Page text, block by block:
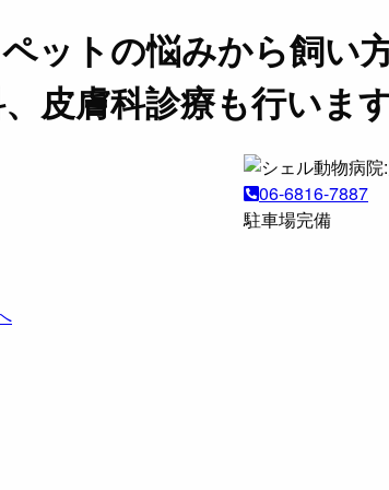
ットの悩みから飼い
皮膚科診療も行いま
06-6816-7887
駐車場完備